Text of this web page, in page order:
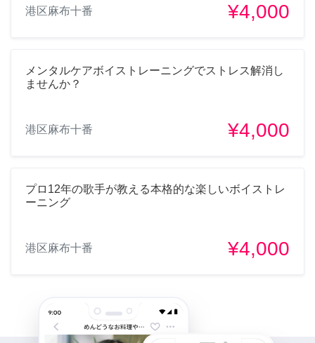
港区麻布十番 ¥4,000
メンタルケアボイストレーニングでストレス解消し
ませんか？
港区麻布十番 ¥4,000
プロ12年の歌手が教える本格的な楽しいボイストレ
ーニング
港区麻布十番 ¥4,000